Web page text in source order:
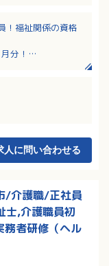
！福祉関係の資格
分！
人に問い合わせる
/介護職/正社員
士,介護職員初
務者研修（ヘル